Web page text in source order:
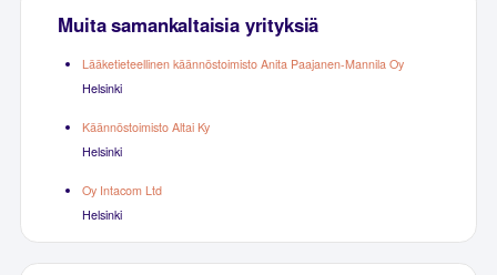
Muita samankaltaisia yrityksiä
Lääketieteellinen käännöstoimisto Anita Paajanen-Mannila Oy
Helsinki
Käännöstoimisto Altai Ky
Helsinki
Oy Intacom Ltd
Helsinki